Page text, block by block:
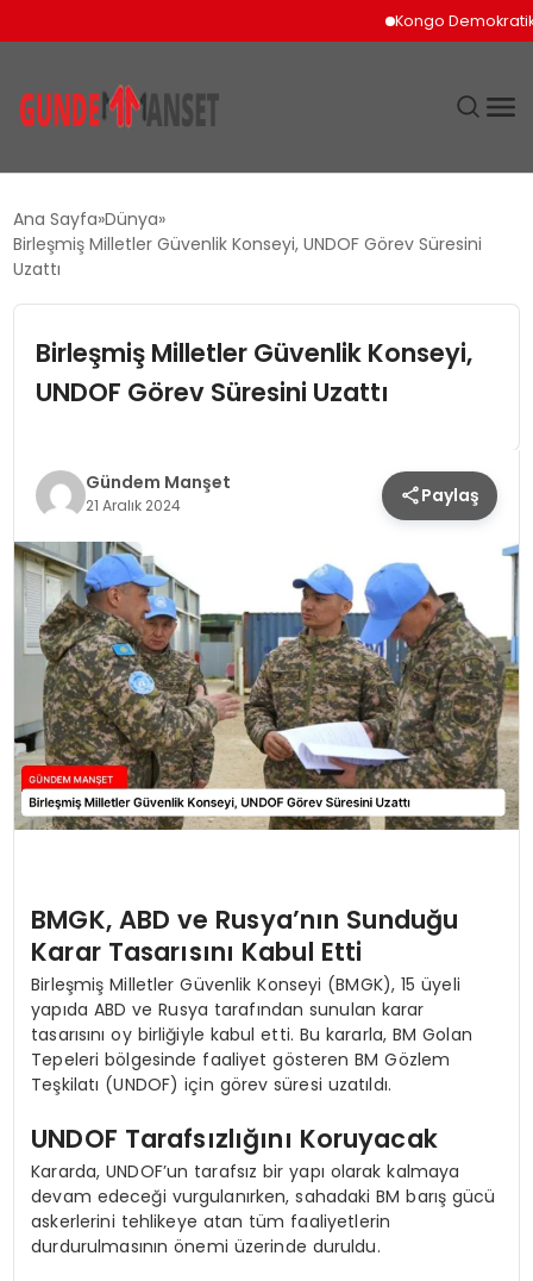
Kongo Demokratik
DÜNYA
SPOR
YAŞAM
Ana Sayfa Dünya
Birleşmiş Milletler Güvenlik Konseyi, UNDOF Görev Süresini
Uzattı
Birleşmiş Milletler Güvenlik Konseyi,
UNDOF Görev Süresini Uzattı
Gündem Manşet
21 Aralık 2024 Paylaş
BMGK, ABD ve Rusya’nın Sunduğu
Karar Tasarısını Kabul Etti
Birleşmiş Milletler Güvenlik Konseyi (BMGK), 15 üyeli
yapıda ABD ve Rusya tarafından sunulan karar
tasarısını oy birliğiyle kabul etti. Bu kararla, BM Golan
Tepeleri bölgesinde faaliyet gösteren BM Gözlem
Teşkilatı (UNDOF) için görev süresi uzatıldı.
UNDOF Tarafsızlığını Koruyacak
Kararda, UNDOF’un tarafsız bir yapı olarak kalmaya
devam edeceği vurgulanırken, sahadaki BM barış gücü
askerlerini tehlikeye atan tüm faaliyetlerin
durdurulmasının önemi üzerinde duruldu.